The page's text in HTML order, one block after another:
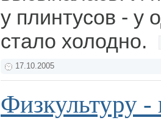
у плинтусов - у
стало холодно.
17.10.2005
Физкультуру